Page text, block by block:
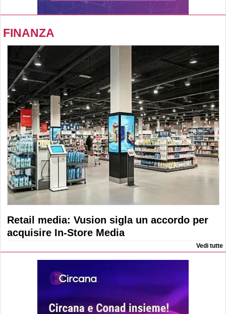
FINANZA
Retail media: Vusion sigla un accordo per
acquisire In-Store Media
Vedi tutte